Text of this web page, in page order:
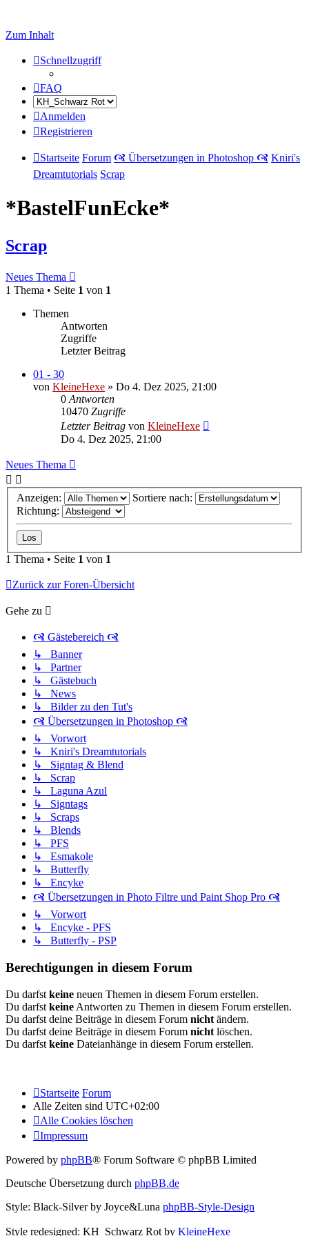
Zum Inhalt
Schnellzugriff
FAQ
Anmelden
Registrieren
Startseite Forum 🙧 Übersetzungen in Photoshop 🙧 Kniri's
Dreamtutorials Scrap
*BastelFunEcke*
Scrap
Neues Thema
1 Thema • Seite 1 von 1
Themen
Antworten
Zugriffe
Letzter Beitrag
01 - 30
von KleineHexe » Do 4. Dez 2025, 21:00
0 Antworten
10470 Zugriffe
Letzter Beitrag von KleineHexe
Do 4. Dez 2025, 21:00
Neues Thema
Anzeigen:
Sortiere nach:
Richtung:
1 Thema • Seite 1 von 1
Zurück zur Foren-Übersicht
Gehe zu
🙧 Gästebereich 🙧
↳ Banner
↳ Partner
↳ Gästebuch
↳ News
↳ Bilder zu den Tut's
🙧 Übersetzungen in Photoshop 🙧
↳ Vorwort
↳ Kniri's Dreamtutorials
↳ Signtag & Blend
↳ Scrap
↳ Laguna Azul
↳ Signtags
↳ Scraps
↳ Blends
↳ PFS
↳ Esmakole
↳ Butterfly
↳ Encyke
🙧 Übersetzungen in Photo Filtre und Paint Shop Pro 🙧
↳ Vorwort
↳ Encyke - PFS
↳ Butterfly - PSP
Berechtigungen in diesem Forum
Du darfst keine neuen Themen in diesem Forum erstellen.
Du darfst keine Antworten zu Themen in diesem Forum erstellen.
Du darfst deine Beiträge in diesem Forum nicht ändern.
Du darfst deine Beiträge in diesem Forum nicht löschen.
Du darfst keine Dateianhänge in diesem Forum erstellen.
Startseite Forum
Alle Zeiten sind UTC+02:00
Alle Cookies löschen
Impressum
Powered by phpBB® Forum Software © phpBB Limited
Deutsche Übersetzung durch phpBB.de
Style: Black-Silver by Joyce&Luna phpBB-Style-Design
Style redesigned: KH_Schwarz Rot by KleineHexe